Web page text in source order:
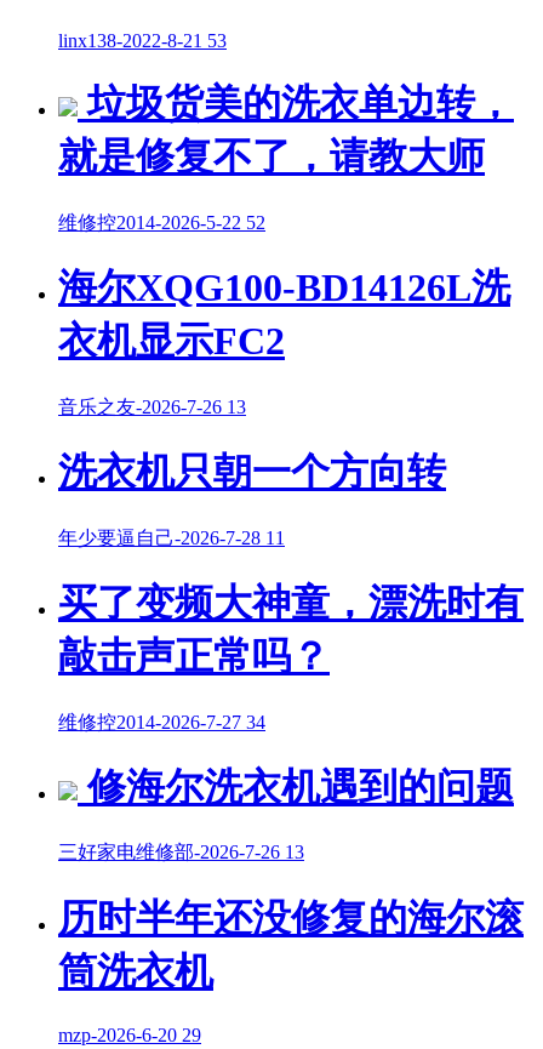
linx138-2022-8-21 53
垃圾货美的洗衣单边转，
就是修复不了，请教大师
维修控2014-2026-5-22 52
海尔XQG100-BD14126L洗
衣机显示FC2
音乐之友-2026-7-26 13
洗衣机只朝一个方向转
年少要逼自己-2026-7-28 11
买了变频大神童，漂洗时有
敲击声正常吗？
维修控2014-2026-7-27 34
修海尔洗衣机遇到的问题
三好家电维修部-2026-7-26 13
历时半年还没修复的海尔滚
筒洗衣机
mzp-2026-6-20 29